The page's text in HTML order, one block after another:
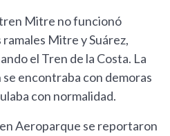
Mitre no funcionó
Mitre y Suárez,
el Tren de la Costa. La
encontraba con demoras
con normalidad.
Aeroparque se reportaron